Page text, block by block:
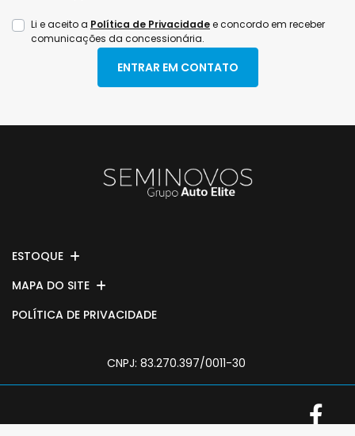
Li e aceito a Política de Privacidadee concordo em receber
comunicações da concessionária.
ENTRAR EM CONTATO
ESTOQUE
MAPA DO SITE
POLÍTICA DE PRIVACIDADE
CNPJ: 83.270.397/0011-30